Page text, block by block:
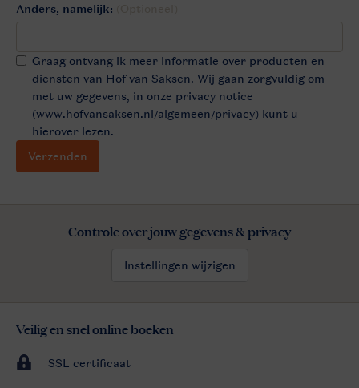
Anders, namelijk:
Graag ontvang ik meer informatie over producten en
diensten van Hof van Saksen. Wij gaan zorgvuldig om
met uw gegevens, in onze privacy notice
(www.hofvansaksen.nl/algemeen/privacy) kunt u
hierover lezen.
Controle over jouw gegevens & privacy
Instellingen wijzigen
Veilig en snel online boeken
SSL certificaat